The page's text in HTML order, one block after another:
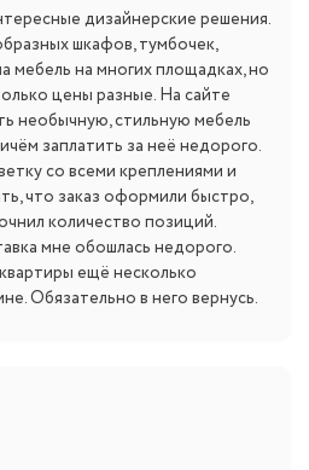
дизайнерские решения.
шкафов, тумбочек,
мебель на многих площадках, но
цены разные. На сайте
необычную, стильную мебель
заплатить за неё недорого.
со всеми креплениями и
что заказ оформили быстро,
количество позиций.
мне обошлась недорого.
ещё несколько
Обязательно в него вернусь.